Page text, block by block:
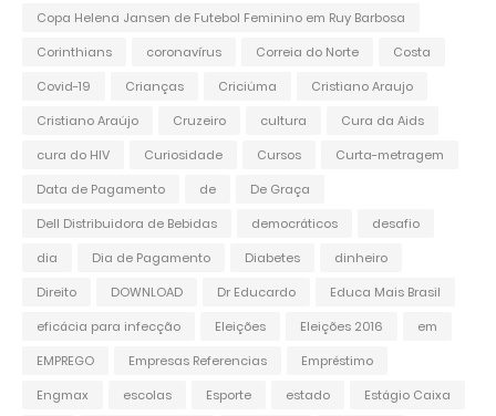
Copa Helena Jansen de Futebol Feminino em Ruy Barbosa
Corinthians
coronavírus Correia do Norte
Costa
Covid-19
Crianças Criciúma
Cristiano Araujo
Cristiano Araújo
Cruzeiro cultura
Cura da Aids
cura do HIV
Curiosidade Cursos
Curta-metragem
Data de Pagamento
de
De Graça
Dell Distribuidora de Bebidas
democráticos
desafio
dia
Dia de Pagamento Diabetes
dinheiro
Direito
DOWNLOAD Dr Educardo
Educa Mais Brasil
eficácia para infecção
Eleições Eleições 2016
em
EMPREGO
Empresas Referencias
Empréstimo
Engmax
escolas Esporte estado
Estágio Caixa